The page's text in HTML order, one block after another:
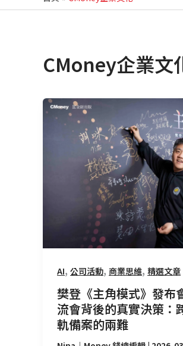
CMoney企業文
AI, 公司活動, 商業思維, 精選文章
樊登《主角模式》發布
流會背後的真實決策：
軌備案的兩難
樊
登
《主
暨
作
者
交
流